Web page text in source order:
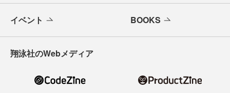
イベント BOOKS
翔泳社のWebメディア